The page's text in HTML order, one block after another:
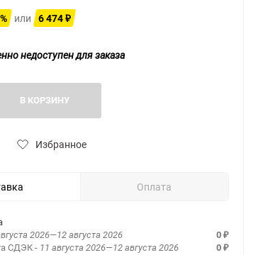
или 6 474 ₽
недоступен для заказа
В КОРЗИНУ
Избранное
Оплата
2026—12 августа 2026 0 ₽
СДЭК- 11 августа 2026—12 августа 2026 0 ₽